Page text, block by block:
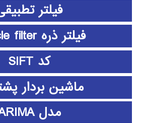
فیلتر
فیلتر ذره particle filter
کد SIFT
ماشین بردار
مدل ARIMA